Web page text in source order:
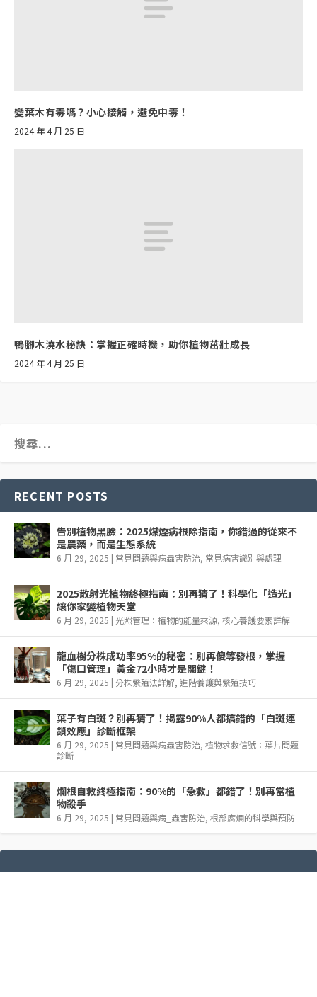
變葉木有毒嗎？小心接觸，避免中毒！
2024 年 4 月 25 日
鴨腳木澆水秘訣：掌握正確時機，助你植物茁壯成長
2024 年 4 月 25 日
RECENT POSTS
告別植物黑臉：2025煤煙病根除指南，你錯過的從來不
是農藥，而是生態系統
6 月 29, 2025 | 常見問題與病蟲害防治, 常見病害識別與處理
2025散射光植物終極指南：別再猜了！科學化「造光」
讓你家變植物天堂
6 月 29, 2025 | 光照管理：植物的能量來源, 核心養護要素詳解
龍血樹分株成功率95%的秘密：別再傻等發根，掌握
「傷口管理」黃金72小時才是關鍵！
6 月 29, 2025 | 分株繁殖法詳解, 進階養護與繁殖技巧
葉子有白斑？別再猜了！揭露90%人都搞錯的「白斑連
鎖效應」診斷框架
6 月 29, 2025 | 常見問題與病蟲害防治, 植物求救信號：葉片問題
診斷
爛根自救終極指南：90%的「急救」都錯了！別再當植
物殺手
6 月 29, 2025 | 常見問題與病_蟲害防治, 根部腐爛的科學與預防